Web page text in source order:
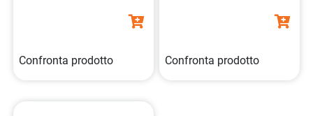
Confronta prodotto Confronta prodotto